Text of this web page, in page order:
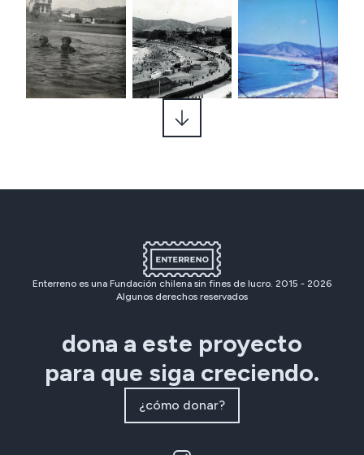
Enterreno es una Fundación chilena sin fines de lucro. 2015 - 2026
Algunos derechos reservados
dona a este proyecto
para que siga creciendo.
¿cómo donar?